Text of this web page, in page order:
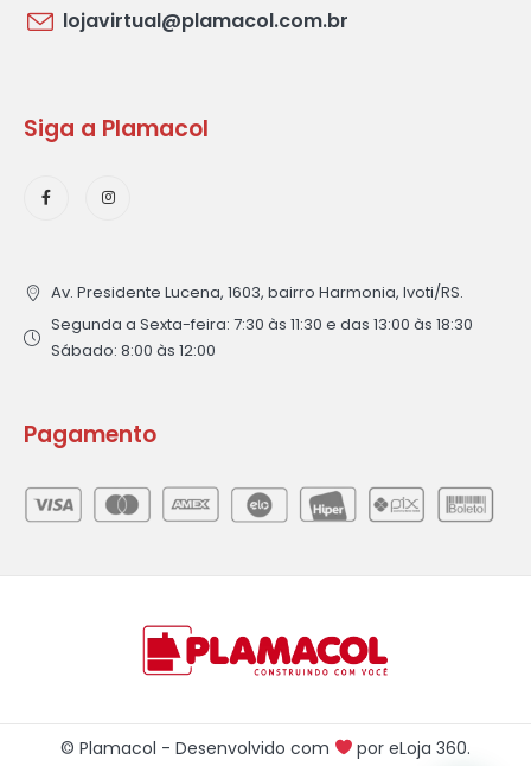
lojavirtual@plamacol.com.br
Siga a Plamacol
Av. Presidente Lucena, 1603, bairro Harmonia, Ivoti/RS.
Segunda a Sexta-feira: 7:30 às 11:30 e das 13:00 às 18:30
Sábado: 8:00 às 12:00
Pagamento
© Plamacol - Desenvolvido com poreLoja 360.